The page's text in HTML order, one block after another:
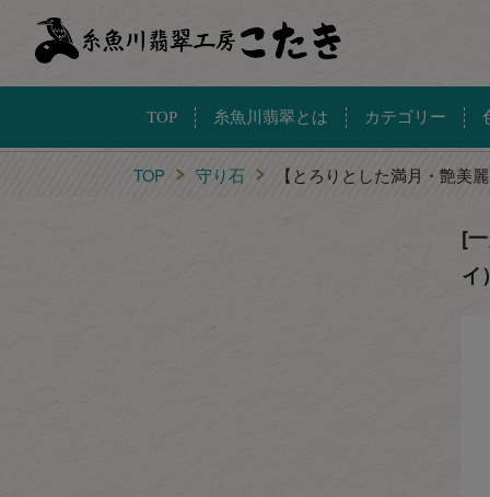
TOP 糸魚川翡翠とは カテゴリー
TOP 守り石 【とろりとした満月・艶美
[
イ